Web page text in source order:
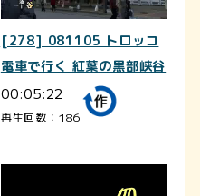
[278] 081105 トロッコ
電車で行く 紅葉の黒部峡谷
00:05:22
再生回数：186